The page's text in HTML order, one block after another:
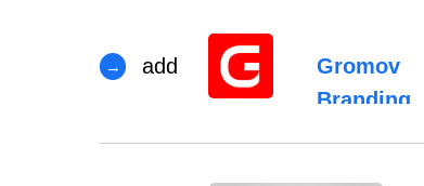
Gromov
Branding
→ add